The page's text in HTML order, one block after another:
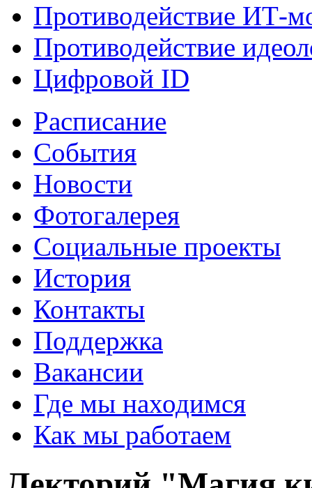
Противодействие ИТ-
Противодействие
Цифровой ID
Расписание
События
Новости
Фотогалерея
Социальные проекты
История
Контакты
Поддержка
Вакансии
Где мы находимся
Как мы работаем